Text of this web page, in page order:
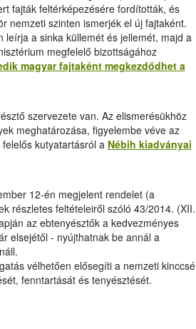
fajták feltérképezésére fordították, és
nemzeti szinten ismerjék el új fajtaként.
leírja a sinka küllemét és jellemét, majd a
megfelelő bizottságához
magyar fajtaként megkezdődhet a
szervezete van. Az elismerésükhöz
meghatározása, figyelembe véve az
kutyatartásról a Nébih kiadványai
12-én megjelent rendelet (a
részletes feltételeiről szóló 43/2014. (XII.
az ebtenyésztők a kedvezményes
elsejétől - nyújthatnak be annál a
vélhetően elősegíti a nemzeti kinccsé
fenntartását és tenyésztését.